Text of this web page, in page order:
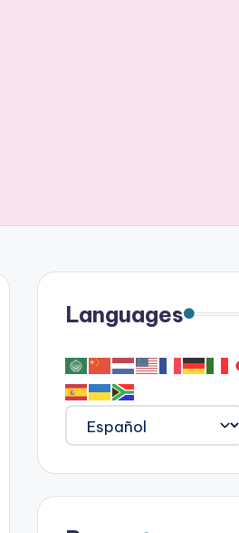
Languages